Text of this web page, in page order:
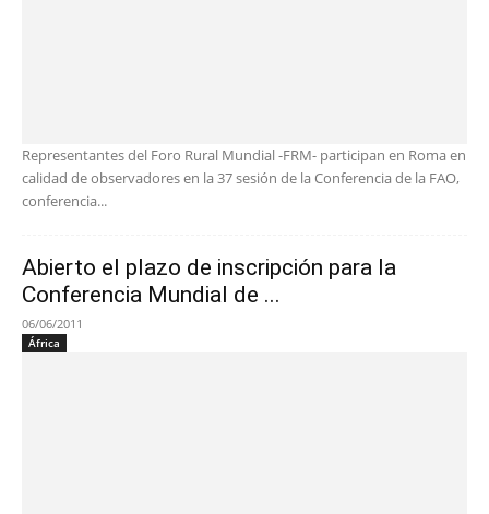
Representantes del Foro Rural Mundial -FRM- participan en Roma en
calidad de observadores en la 37 sesión de la Conferencia de la FAO,
conferencia...
Abierto el plazo de inscripción para la
Conferencia Mundial de ...
06/06/2011
África